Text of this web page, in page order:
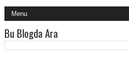
Bu Blogda Ara